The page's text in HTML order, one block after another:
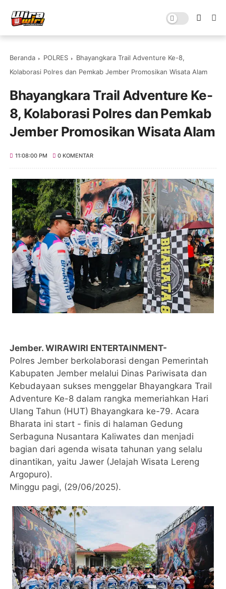
Beranda POLRES
Bhayangkara Trail Adventure Ke-8,
Kolaborasi Polres dan Pemkab Jember Promosikan Wisata Alam
Bhayangkara Trail Adventure Ke-
8, Kolaborasi Polres dan Pemkab
Jember Promosikan Wisata Alam
11:08:00 PM 0 KOMENTAR
Jember. WIRAWIRI ENTERTAINMENT-
Polres Jember berkolaborasi dengan Pemerintah
Kabupaten Jember melalui Dinas Pariwisata dan
Kebudayaan sukses menggelar Bhayangkara Trail
Adventure Ke-8 dalam rangka memeriahkan Hari
Ulang Tahun (HUT) Bhayangkara ke-79. Acara
Bharata ini start - finis di halaman Gedung
Serbaguna Nusantara Kaliwates dan menjadi
bagian dari agenda wisata tahunan yang selalu
dinantikan, yaitu Jawer (Jelajah Wisata Lereng
Argopuro).
Minggu pagi, (29/06/2025).